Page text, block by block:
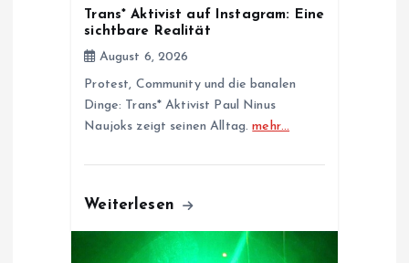
Trans* Aktivist auf Instagram: Eine
sichtbare Realität
August 6, 2026
Protest, Community und die banalen
Dinge: Trans* Aktivist Paul Ninus
Naujoks zeigt seinen Alltag.mehr…
Weiterlesen